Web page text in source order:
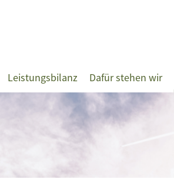
Leistungsbilanz Dafür stehen wir